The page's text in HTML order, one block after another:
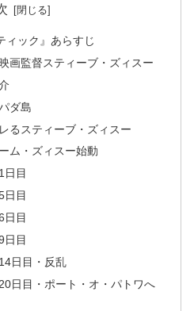
ィック』あらすじ
画監督スティーブ・ズィスー
ダ島
るスティーブ・ズィスー
ム・ズィスー始動
日目
日目
日目
日目
日目・反乱
日目・ポート・オ・パトワへ